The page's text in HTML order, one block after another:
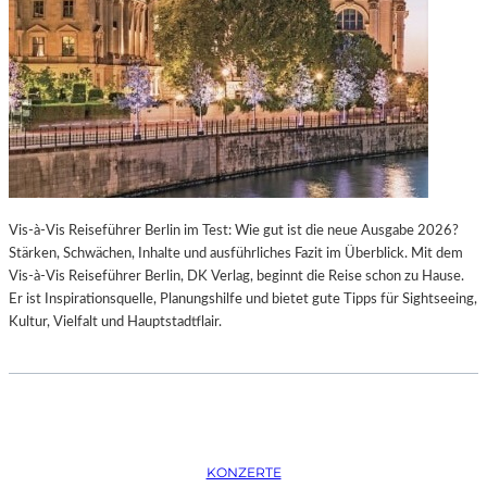
K
T
I
O
N
M
I
T
H
M
B
U
R
O
S
O
P
E
R
I
N
M
Ü
C
H
E
N
P
Vis-à-Vis Reiseführer Berlin im Test: Wie gut ist die neue Ausgabe 2026?
Stärken, Schwächen, Inhalte und ausführliches Fazit im Überblick. Mit dem
Vis-à-Vis Reiseführer Berlin, DK Verlag, beginnt die Reise schon zu Hause.
Er ist Inspirationsquelle, Planungshilfe und bietet gute Tipps für Sightseeing,
Kultur, Vielfalt und Hauptstadtflair.
KONZERTE